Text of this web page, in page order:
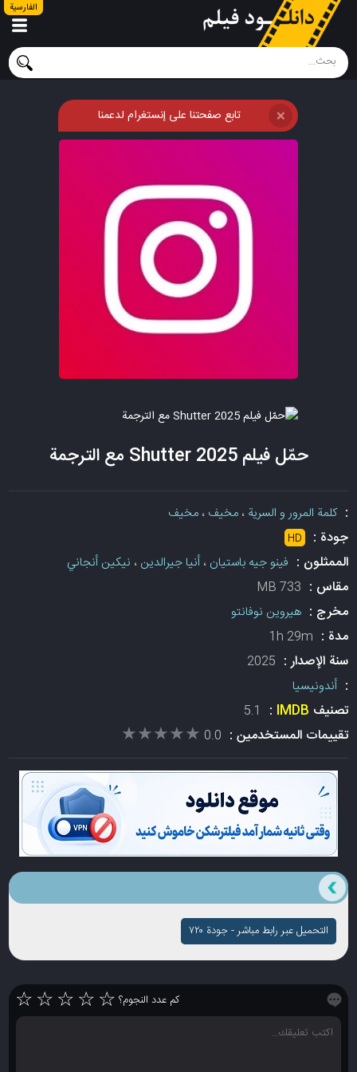
الفارسية
تابع صفحتنا على إنستغرام لدعمنا ❌
حمّل فيلم Shutter 2025 مع الترجمة
:كلمة المرور و السرية ،مخيف ،مخيف
جودة : HD
الممثلون : فينو جيه باستيان ،أنيا جيرالدين ، نيكين أنجاني
مقاس : 733 MB
مخرج :هيروين نوفانتو
مدة : 1h 29m
سنة الإصدار : 2025
:أندونيسيا
تصنيف IMDB
:
5.1
تقييمات المستخدمين : 0.0
★★★★★
★★★★★
التحميل عبر رابط مباشر - جودة ۷۲۰
كم عدد النجوم؟ ☆
☆
☆
☆
☆